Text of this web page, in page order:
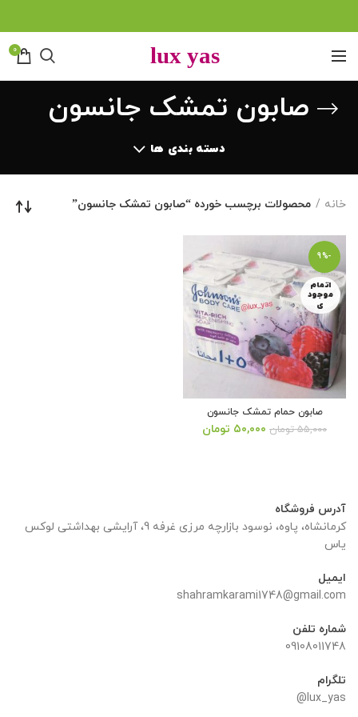
0
صابون تمشک جانسون
دسته بندی ها
خانه محصولات برچسب خورده “صابون تمشک جانسون”
-9%
اتمام
موجود
ی
صابون حمام تمشک جانسون
۵۵,۰۰۰ تومان قیمت
۵۰,۰۰۰ تومان
آدرس فروشگاه
کرمانشاه، پاوه، نوسود بازارچه مرزی غرفه 9، آرایشی بهداشتی لوکس
یاس
ایمیل
shahramkarami1748@gmail.com
شماره تلفن
09108011748
تلگرام
lux_yas@